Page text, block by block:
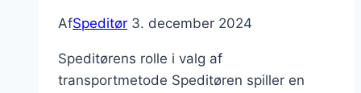
AfSpeditør 3. december 2024
Speditørens rolle i valg af
transportmetode Speditøren spiller en